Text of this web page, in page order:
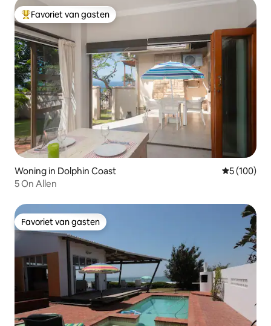
Topfavoriet van gasten
Favoriet van gasten
Woning in Dolphin Coast
5 (100)
5 On Allen
Favoriet van gasten
Favoriet van gasten